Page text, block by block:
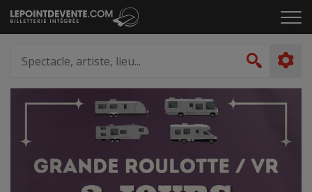
Passer
au
le
artiste,
lieu...